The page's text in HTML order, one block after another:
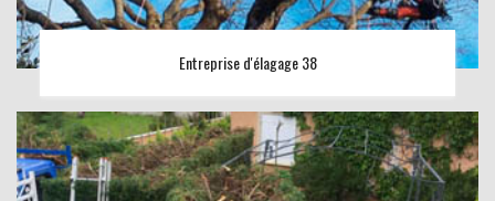
Entreprise d'élagage 38